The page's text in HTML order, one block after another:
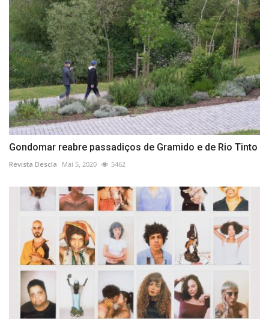
Gondomar reabre passadiços de Gramido e de Rio Tinto
Revista Descla Mai 5, 2020 5462